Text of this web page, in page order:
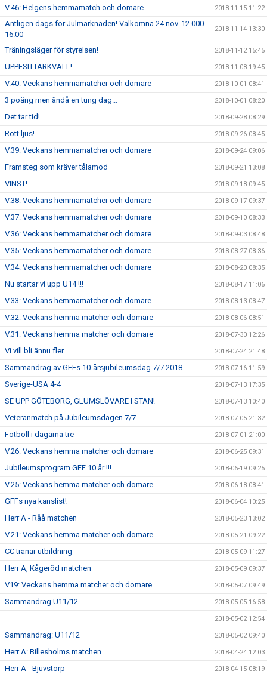
V.46: Helgens hemmamatch och domare 2018-11-15 11:22
Äntligen dags för Julmarknaden! Välkomna 24 nov. 12.000-
16.00
2018-11-14 13:30
Träningsläger för styrelsen! 2018-11-12 15:45
UPPESITTARKVÄLL! 2018-11-08 19:45
V.40: Veckans hemmamatcher och domare 2018-10-01 08:41
3 poäng men ändå en tung dag... 2018-10-01 08:20
Det tar tid! 2018-09-28 08:29
Rött ljus! 2018-09-26 08:45
V.39: Veckans hemmamatcher och domare 2018-09-24 09:06
Framsteg som kräver tålamod 2018-09-21 13:08
VINST! 2018-09-18 09:45
V.38: Veckans hemmamatcher och domare 2018-09-17 09:37
V.37: Veckans hemmamatcher och domare 2018-09-10 08:33
V.36: Veckans hemmamatcher och domare 2018-09-03 08:48
V.35: Veckans hemmamatcher och domare 2018-08-27 08:36
V.34: Veckans hemmamatcher och domare 2018-08-20 08:35
Nu startar vi upp U14 !!! 2018-08-17 11:06
V.33: Veckans hemmamatcher och domare 2018-08-13 08:47
V.32: Veckans hemma matcher och domare 2018-08-06 08:51
V.31: Veckans hemma matcher och domare 2018-07-30 12:26
Vi vill bli ännu fler .. 2018-07-24 21:48
Sammandrag av GFFs 10-årsjubileumsdag 7/7 2018 2018-07-16 11:59
Sverige-USA 4-4 2018-07-13 17:35
SE UPP GÖTEBORG, GLUMSLÖVARE I STAN! 2018-07-13 10:40
Veteranmatch på Jubileumsdagen 7/7 2018-07-05 21:32
Fotboll i dagarna tre 2018-07-01 21:00
V.26: Veckans hemma matcher och domare 2018-06-25 09:31
Jubileumsprogram GFF 10 år !!! 2018-06-19 09:25
V.25: Veckans hemma matcher och domare 2018-06-18 08:41
GFFs nya kanslist! 2018-06-04 10:25
Herr A - Råå matchen 2018-05-23 13:02
V.21: Veckans hemma matcher och domare 2018-05-21 09:22
CC tränar utbildning 2018-05-09 11:27
Herr A, Kågeröd matchen 2018-05-09 09:37
V19: Veckans hemma matcher och domare 2018-05-07 09:49
Sammandrag U11/12 2018-05-05 16:58
2018-05-02 12:54
Sammandrag: U11/12 2018-05-02 09:40
Herr A: Billesholms matchen 2018-04-24 12:03
Herr A - Bjuvstorp 2018-04-15 08:19